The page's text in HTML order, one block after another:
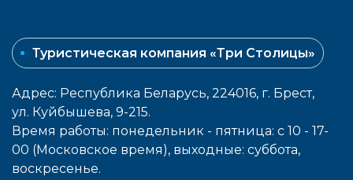
Туристическая компания «Три Столицы»
Адрес: Республика Беларусь, 224016, г. Брест,
ул. Куйбышева, 9-215.
Время работы: понедельник - пятница: с 10 - 17-
00 (Московское время), выходные: cуббота,
воcкресенье.